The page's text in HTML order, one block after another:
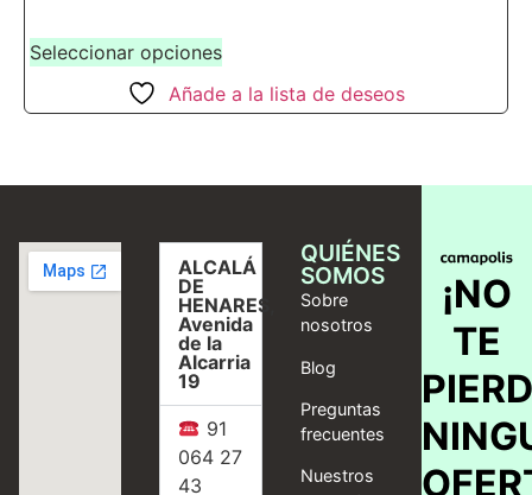
Seleccionar opciones
Añade a la lista de deseos
ALCALÁ
DE
HENARES,
Avenida
de la
Alcarria
19
91
064 27
43
QUIÉNES
SOMOS
Sobre
nosotros
Blog
Preguntas
frecuentes
Nuestros
¡NO
TE